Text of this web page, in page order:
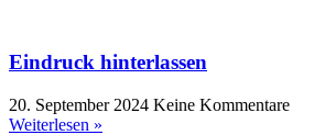
Eindruck hinterlassen
20. September 2024 Keine Kommentare
Weiterlesen »